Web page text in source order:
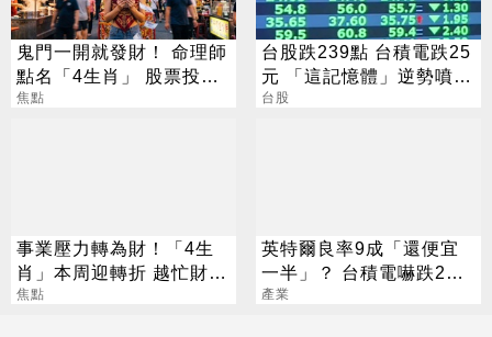
鬼門一開就發財！ 命理師
點名「4生肖」 股票投資
大翻身
焦點
台股跌239點 台積電跌25
元 「這記憶體」逆勢噴
5%
台股
事業壓力轉為財！「4生
肖」本周迎轉折 越忙財運
越旺
焦點
英特爾良率9成「還便宜
一半」？ 台積電嚇跌2%
專家揭數字背後真相
產業